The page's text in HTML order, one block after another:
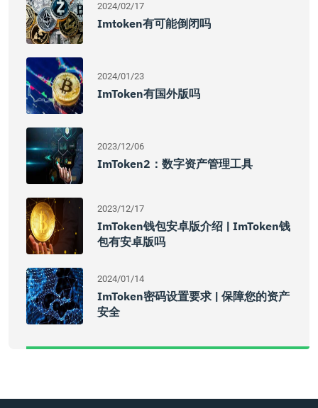
2024/02/17
Imtoken有可能倒闭吗
2024/01/23
ImToken有国外版吗
2023/12/06
ImToken2：数字资产管理工具
2023/12/17
ImToken钱包安卓版介绍 | ImToken钱
包有安卓版吗
2024/01/14
ImToken密码设置要求 | 保障您的资产
安全